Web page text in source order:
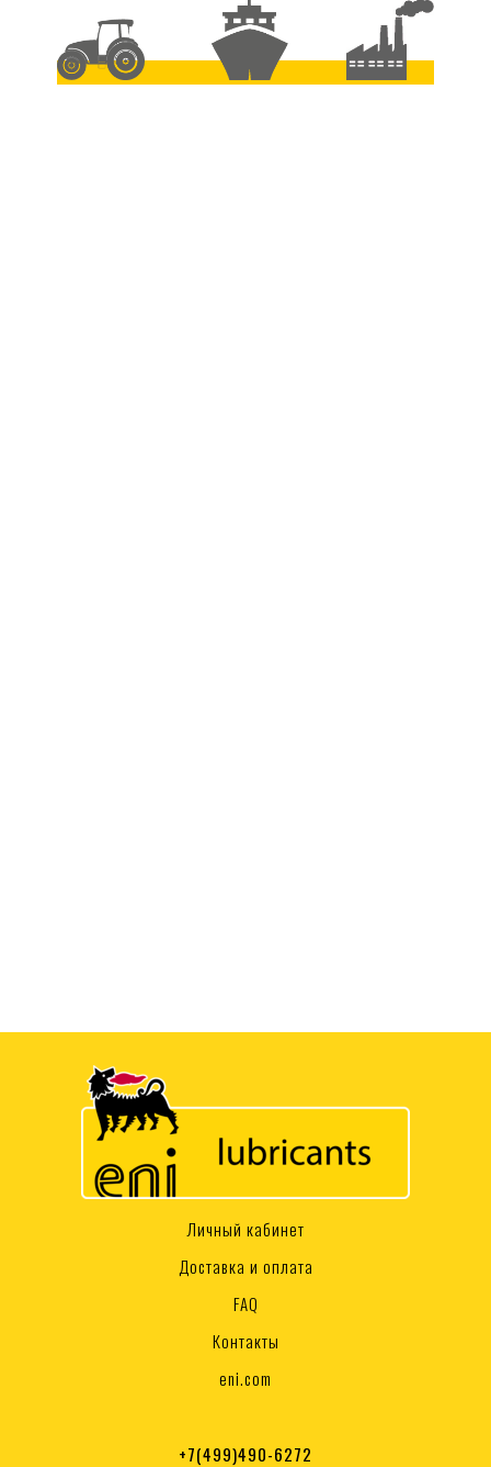
Личный кабинет
Доставка и оплата
FAQ
Контакты
eni.com
+7(499)490-6272